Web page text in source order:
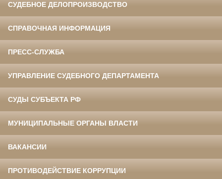
СУДЕБНОЕ ДЕЛОПРОИЗВОДСТВО
СПРАВОЧНАЯ ИНФОРМАЦИЯ
ПРЕСС-СЛУЖБА
УПРАВЛЕНИЕ СУДЕБНОГО ДЕПАРТАМЕНТА
СУДЫ СУБЪЕКТА РФ
МУНИЦИПАЛЬНЫЕ ОРГАНЫ ВЛАСТИ
ВАКАНСИИ
ПРОТИВОДЕЙСТВИЕ КОРРУПЦИИ